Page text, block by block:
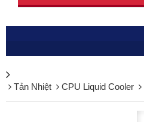
Tản Nhiệt CPU Liquid Cooler